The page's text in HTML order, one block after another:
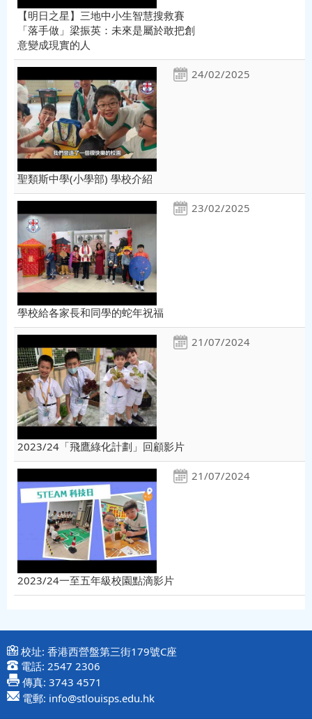
【明日之星】三地中小生智慧搜救賽
「落手做」梁振英：未來是屬於敢把創
意變成現實的人
24/02/2025
聖類斯中學(小學部) 學校介紹
23/02/2025
學校給各家長和同學的蛇年祝福
21/07/2024
2023/24「飛鷹綠化計劃」回顧影片
21/07/2024
2023/24一至五年級校園點滴影片
校址: 香港西營盤第三街179號C座
電話: 2547 2306
傳真: 3743 4571
電郵: info@stlouisps.edu.hk